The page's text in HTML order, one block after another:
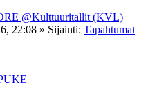
@Kulttuuritallit (KVL)
22:08 » Sijainti: Tapahtumat